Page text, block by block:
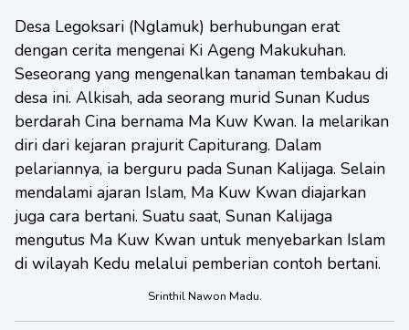
Desa Legoksari (Nglamuk) berhubungan erat
dengan cerita mengenai Ki Ageng Makukuhan.
Seseorang yang mengenalkan tanaman tembakau di
desa ini. Alkisah, ada seorang murid Sunan Kudus
berdarah Cina bernama Ma Kuw Kwan. Ia melarikan
diri dari kejaran prajurit Capiturang. Dalam
pelariannya, ia berguru pada Sunan Kalijaga. Selain
mendalami ajaran Islam, Ma Kuw Kwan diajarkan
juga cara bertani. Suatu saat, Sunan Kalijaga
mengutus Ma Kuw Kwan untuk menyebarkan Islam
di wilayah Kedu melalui pemberian contoh bertani.
Srinthil Nawon Madu.